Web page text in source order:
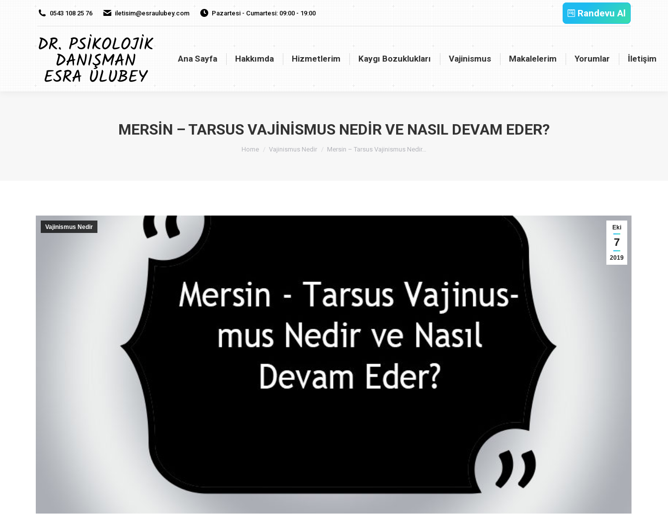
0543 108 25 76 iletisim@esraulubey.com Pazartesi - Cumartesi: 09:00 - 19:00 Randevu Al
Ana Sayfa Hakkımda Hizmetlerim Kaygı Bozuklukları Vajinismus Makalelerim Yorumlar İletişim
MERSIN – TARSUS VAJINISMUS NEDIR VE NASIL DEVAM EDER?
You are here:
Home Vajinismus Nedir Mersin – Tarsus Vajinismus Nedir…
Eki
7
2019
Vajinismus Nedir
Ana Sayfa Yorumlar İletişim